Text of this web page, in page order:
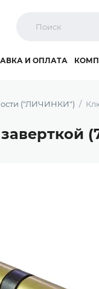
И ОПЛАТА
("ЛИЧИНКИ")